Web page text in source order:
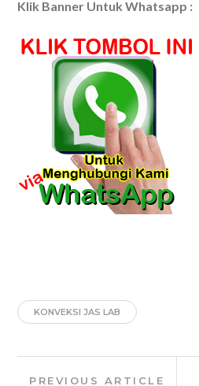
Klik Banner Untuk Whatsapp :
KONVEKSI JAS LAB
PREVIOUS ARTICLE